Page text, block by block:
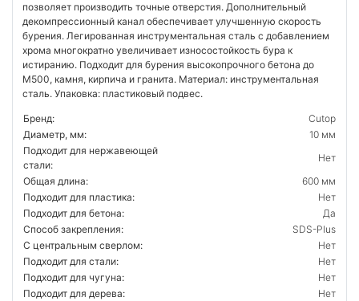
позволяет производить точные отверстия. Дополнительный
декомпрессионный канал обеспечивает улучшенную скорость
бурения. Легированная инструментальная сталь с добавлением
хрома многократно увеличивает износостойкость бура к
истиранию. Подходит для бурения высокопрочного бетона до
М500, камня, кирпича и гранита. Материал: инструментальная
сталь. Упаковка: пластиковый подвес.
Бренд:
Cutop
Диаметр, мм:
10 мм
Подходит для нержавеющей
стали:
Нет
Общая длина:
600 мм
Подходит для пластика:
Нет
Подходит для бетона:
Да
Способ закрепления:
SDS-Plus
С центральным сверлом:
Нет
Подходит для стали:
Нет
Подходит для чугуна:
Нет
Подходит для дерева:
Нет